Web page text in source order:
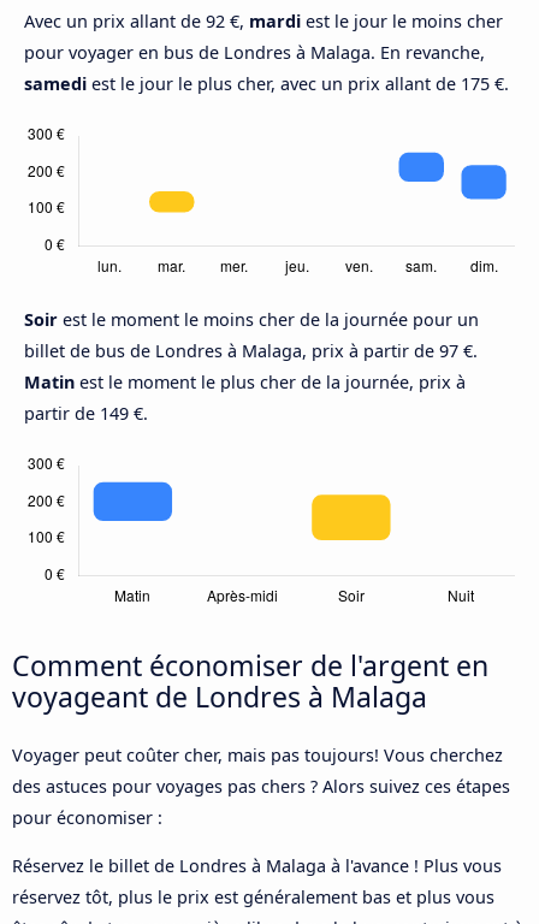
Avec un prix allant de 92 €, mardi est le jour le moins cher
pour voyager en bus de Londres à Malaga. En revanche,
samedi est le jour le plus cher, avec un prix allant de 175 €.
Soir est le moment le moins cher de la journée pour un
billet de bus de Londres à Malaga, prix à partir de 97 €.
Matin est le moment le plus cher de la journée, prix à
partir de 149 €.
Comment économiser de l'argent en
voyageant de Londres à Malaga
Voyager peut coûter cher, mais pas toujours! Vous cherchez
des astuces pour voyages pas chers ? Alors suivez ces étapes
pour économiser :
Réservez le billet de Londres à Malaga à l'avance ! Plus vous
réservez tôt, plus le prix est généralement bas et plus vous